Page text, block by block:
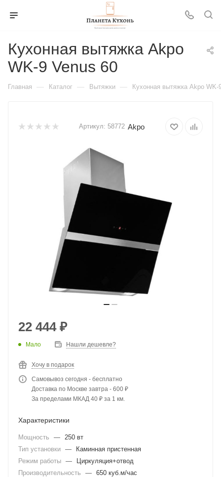
Кухонная вытяжка Akpo
WK-9 Venus 60
Главная — Каталог — Вытяжки — Кухонная вытяжка Akpo WK-
Артикул: 58772 Akpo
22 444₽
Мало Нашли дешевле?
Хочу в подарок
Самовывоз сегодня - бесплатно
Доставка по Москве завтра - 600 ₽
За пределами МКАД 40 ₽ за 1 км.
Характеристики
Мощность — 250 вт
Тип установки —
Каминная пристенная
Режим работы —
Циркуляция+отвод
Производительность
— 650 куб.м/час